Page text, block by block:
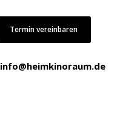
Termin vereinbaren
info@heimkinoraum.de